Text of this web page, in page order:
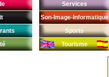
Services
Son-Image-Informatique
Sports
Tourisme